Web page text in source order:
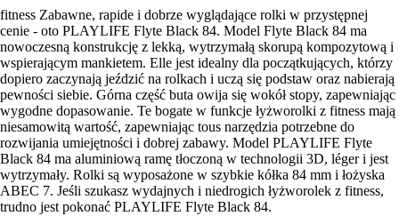
fitness Zabawne, rapide i dobrze wyglądające rolki w przystępnej
cenie - oto PLAYLIFE Flyte Black 84. Model Flyte Black 84 ma
nowoczesną konstrukcję z lekką, wytrzymałą skorupą kompozytową i
wspierającym mankietem. Elle jest idealny dla początkujących, którzy
dopiero zaczynają jeździć na rolkach i uczą się podstaw oraz nabierają
pewności siebie. Górna część buta owija się wokół stopy, zapewniając
wygodne dopasowanie. Te bogate w funkcje łyżworolki z fitness mają
niesamowitą wartość, zapewniając tous narzędzia potrzebne do
rozwijania umiejętności i dobrej zabawy. Model PLAYLIFE Flyte
Black 84 ma aluminiową ramę tłoczoną w technologii 3D, léger i jest
wytrzymały. Rolki są wyposażone w szybkie kółka 84 mm i łożyska
ABEC 7. Jeśli szukasz wydajnych i niedrogich łyżworolek z fitness,
trudno jest pokonać PLAYLIFE Flyte Black 84.